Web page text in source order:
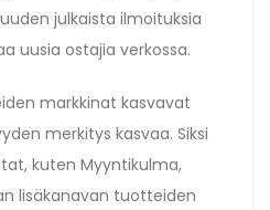
julkaista ilmoituksia
uusia ostajia verkossa.
markkinat kasvavat
merkitys kasvaa. Siksi
kuten Myyntikulma,
lisäkanavan tuotteiden